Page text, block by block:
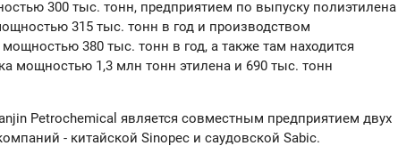
300 тыс. тонн, предприятием по выпуску полиэтилена
315 тыс. тонн в год и производством
380 тыс. тонн в год, а также там находится
мощностью 1,3 млн тонн этилена и 690 тыс. тонн
Petrochemical является совместным предприятием двух
- китайской Sinopec и саудовской Sabic.